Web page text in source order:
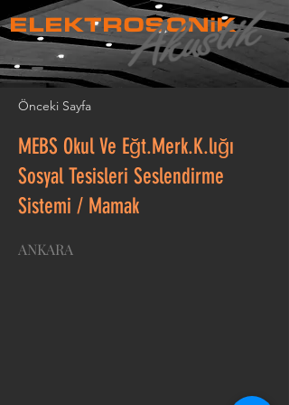
ELEKTROSONiK
Önceki Sayfa
MEBS Okul Ve Eğt.Merk.K.lığı
Sosyal Tesisleri Seslendirme
Sistemi / Mamak
ANKARA